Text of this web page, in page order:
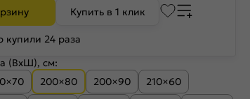
Купить в 1 клик
купили 24 раза
(ВхШ), см:
200×80 200×90
210×60